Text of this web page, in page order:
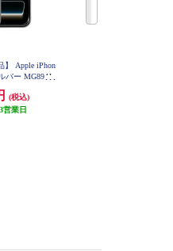
】 Apple iPhon
バー MG894J-
(税込)
3営業日